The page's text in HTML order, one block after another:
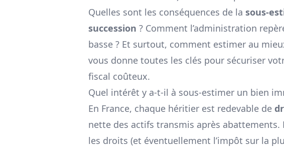
Quelles sont les conséquences de la sous-
succession ? Comment l’administration
basse ? Et surtout, comment estimer au
vous donne toutes les clés pour sécuriser
fiscal coûteux.
Quel intérêt y a-t-il à sous-estimer un bien
En France, chaque héritier est redevable de
nette des actifs transmis après abattements.
les droits (et éventuellement l’impôt sur la